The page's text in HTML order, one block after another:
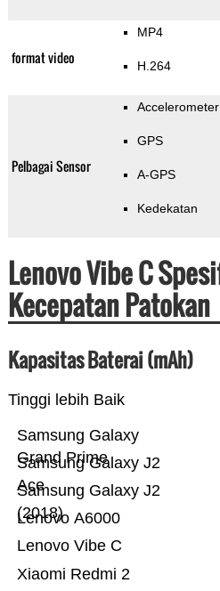
format video
MP4
H.264
Pelbagai Sensor
Accelerometer
GPS
A-GPS
Kedekatan
Lenovo Vibe C
Kecepatan Patokan
Kapasitas Baterai (mAh)
Tinggi lebih Baik
Xiaomi Redmi 2
Lenovo Vibe C
Lenovo A6000
Samsung Galaxy J2
(2018)
Samsung Galaxy J2
Ace
Samsung Galaxy
Grand Prime